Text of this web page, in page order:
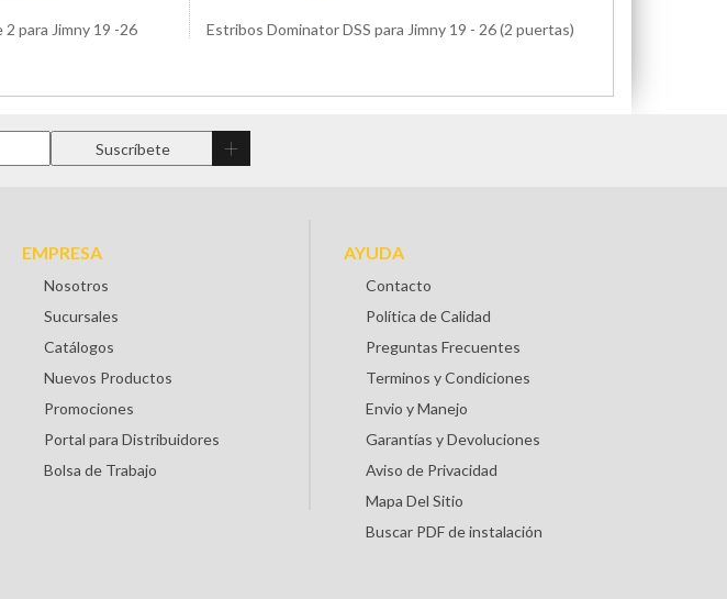
para Jimny 19 -26 Estribos Dominator DSS para Jimny 19 - 26 (2 puertas)
EMPRESA
Nosotros
Sucursales
Catálogos
Nuevos Productos
Promociones
Portal para Distribuidores
Bolsa de Trabajo
AYUDA
Contacto
Política de Calidad
Preguntas Frecuentes
Terminos y Condiciones
Envio y Manejo
Garantías y Devoluciones
Aviso de Privacidad
Mapa Del Sitio
Buscar PDF de instalación